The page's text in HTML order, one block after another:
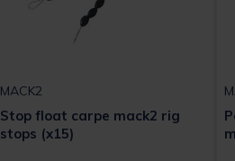
MACK2
Stop float carpe mack2 rig
stops (x15)